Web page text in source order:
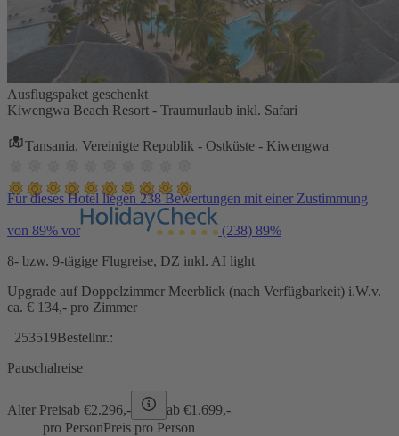
Ausflugspaket geschenkt
Kiwengwa Beach Resort - Traumurlaub inkl. Safari
Tansania, Vereinigte Republik - Ostküste - Kiwengwa
Für dieses Hotel liegen 238 Bewertungen mit einer Zustimmung
von 89% vor (238) 89%
8- bzw. 9-tägige Flugreise, DZ inkl. AI light
Upgrade auf Doppelzimmer Meerblick (nach Verfügbarkeit) i.W.v.
ca. € 134,- pro Zimmer
253519Bestellnr.:
Pauschalreise
Alter Preisab €2.296,- ab €1.699,-
pro PersonPreis pro Person